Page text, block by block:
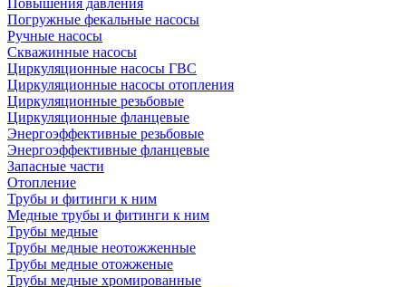
Погружные фекальные насосы
Ручные насосы
Скважинные насосы
Циркуляционные насосы ГВС
Циркуляционные насосы отопления
Циркуляционные резьбовые
Циркуляционные фланцевые
Энергоэффективные резьбовые
Энергоэффективные фланцевые
Запасные части
Отопление
Трубы и фитинги к ним
Медные трубы и фитинги к ним
Трубы медные
Трубы медные неотожженные
Трубы медные отожженые
Трубы медные хромированные